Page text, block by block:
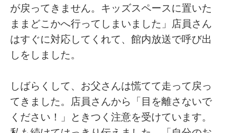
が戻ってきません。キッズスペースに置いた
ままどこかへ行ってしまいました」店員さん
はすぐに対応してくれて、館内放送で呼び出
しをしました。
しばらくして、お父さんは慌てて走って戻っ
てきました。店員さんから「目を離さないで
ください！」ときつく注意を受けています。